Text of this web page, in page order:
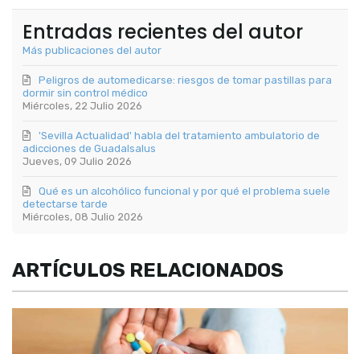
Entradas recientes del autor
Más publicaciones del autor
Miércoles, 22 Julio 2026
Peligros de automedicarse: riesgos de tomar pastillas para
dormir sin control médico
Jueves, 09 Julio 2026
'Sevilla Actualidad' habla del tratamiento ambulatorio de
adicciones de Guadalsalus
Miércoles, 08 Julio 2026
Qué es un alcohólico funcional y por qué el problema suele
detectarse tarde
ARTÍCULOS RELACIONADOS